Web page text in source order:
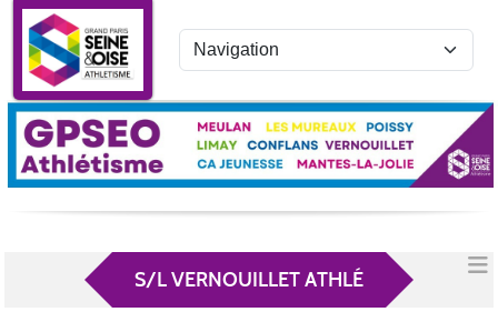
S/L VERNOUILLET ATHLÉ
Panneau de gestion des cookies